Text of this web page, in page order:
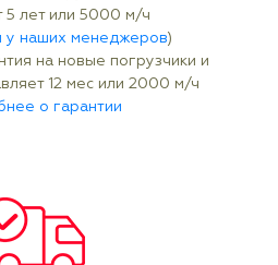
5 лет или 5000 м/ч
у наших менеджеров)
на новые погрузчики и
12 мес или 2000 м/ч
о гарантии